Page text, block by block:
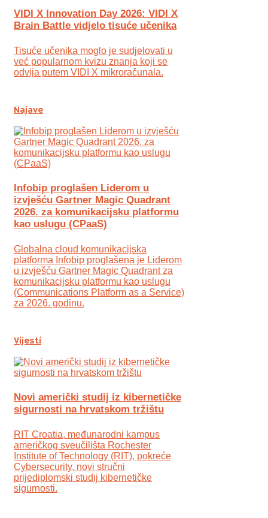
VIDI X Innovation Day 2026: VIDI X
Brain Battle vidjelo tisuće učenika
Tisuće učenika moglo je sudjelovati u
već popularnom kvizu znanja koji se
odvija putem VIDI X mikroračunala.
Najave
Infobip proglašen Liderom u
izvješću Gartner Magic Quadrant
2026. za komunikacijsku platformu
kao uslugu (CPaaS)
Globalna cloud komunikacijska
platforma Infobip proglašena je Liderom
u izvješću Gartner Magic Quadrant za
komunikacijsku platformu kao uslugu
(Communications Platform as a Service)
za 2026. godinu.
Vijesti
Novi američki studij iz kibernetičke
sigurnosti na hrvatskom tržištu
RIT Croatia, međunarodni kampus
američkog sveučilišta Rochester
Institute of Technology (RIT), pokreće
Cybersecurity, novi stručni
prijediplomski studij kibernetičke
sigurnosti.